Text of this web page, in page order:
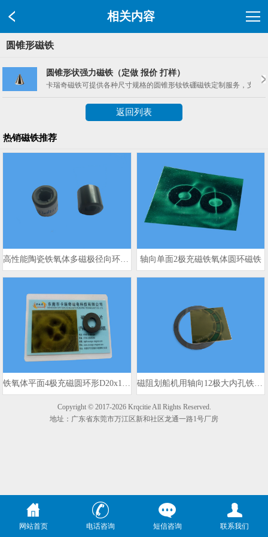
相关内容
圆锥形磁铁
圆锥形状强力磁铁（定做 报价 打样）
卡瑞奇磁铁可提供各种尺寸规格的圆锥形钕铁硼磁铁定制服务，支持
返回列表
热销磁铁推荐
轴向单面2极充磁铁氧体圆环磁铁
铁氧体平面4极充磁圆环形D20x10x3mm 980gs 磁阻划船机用轴向12极大内孔铁氧体磁环
Copyright © 2017-2026 Krqcitie All Rights Reserved.
地址：广东省东莞市万江区新和社区龙通一路1号厂房
网站首页 电话咨询 短信咨询 联系我们